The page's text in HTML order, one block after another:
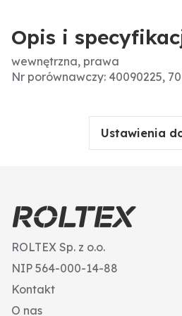
Opis i
wewnętrzna, prawa
Nr porównawczy: 40090225,
Ustawienia
ROLTEX Sp. z o.o.
NIP 564-000-14-88
Kontakt
O nas